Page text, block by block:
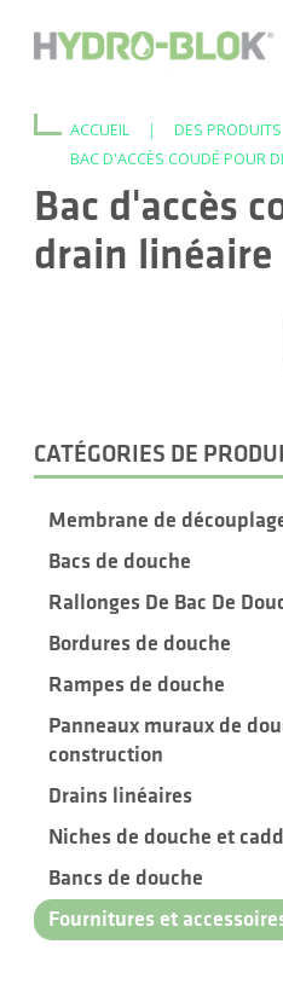
ACCUEIL | DES PRODUITS
BAC D'ACCÈS COUDÉ POUR
Bac d'accès
drain linéaire
CATÉGORIES DE
Membrane de
Bacs de douche
Rallonges De Bac De
Bordures de douche
Rampes de douche
Panneaux muraux de
construction
Drains linéaires
Niches de douche et
Bancs de douche
Fournitures et